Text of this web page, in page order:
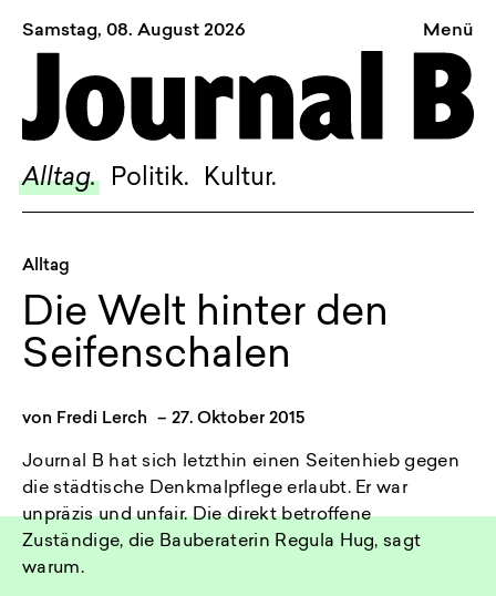
Samstag, 08. August 2026
Alltag. Politik. Kultur.
Menü
Sagt, was Bern bewegt
Alltag.
Politik.
Kultur.
Dossier.
Suche.
INSTAGRAM
BLUESKY
Alltag
Die Welt hinter den
Seifenschalen
von Fredi Lerch – 27. Oktober 2015
Journal B hat sich letzthin einen Seitenhieb gegen
die städtische Denkmalpflege erlaubt. Er war
unpräzis und unfair. Die direkt betroffene
Zuständige, die Bauberaterin Regula Hug, sagt
warum.